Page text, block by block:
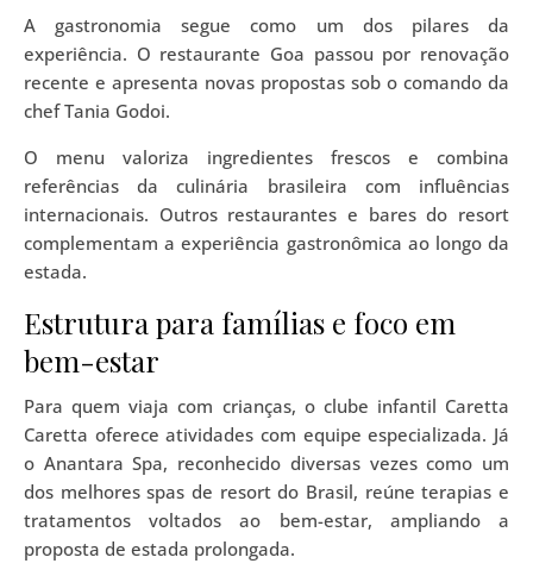
A gastronomia segue como um dos pilares da
experiência. O restaurante Goa passou por renovação
recente e apresenta novas propostas sob o comando da
chef Tania Godoi.
O menu valoriza ingredientes frescos e combina
referências da culinária brasileira com influências
internacionais. Outros restaurantes e bares do resort
complementam a experiência gastronômica ao longo da
estada.
Estrutura para famílias e foco em
bem-estar
Para quem viaja com crianças, o clube infantil Caretta
Caretta oferece atividades com equipe especializada. Já
o Anantara Spa, reconhecido diversas vezes como um
dos melhores spas de resort do Brasil, reúne terapias e
tratamentos voltados ao bem-estar, ampliando a
proposta de estada prolongada.